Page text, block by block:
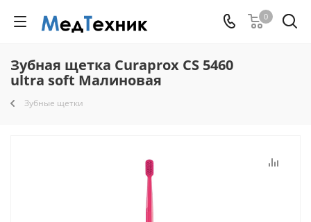
0
Зубная щетка Curaprox CS 5460
ultra soft Малиновая
Зубные щетки